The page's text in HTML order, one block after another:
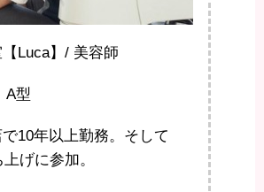
Luca】/ 美容師
A型
10年以上勤務。そして
げに参加。